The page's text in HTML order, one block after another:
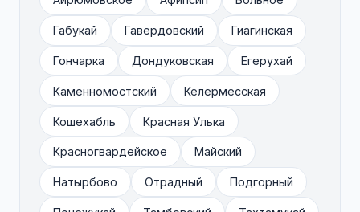
Габукай Гавердовский Гиагинская
Гончарка Дондуковская Егерухай
Каменномостский Келермесская
Кошехабль Красная Улька
Красногвардейское Майский
Натырбово Отрадный Подгорный